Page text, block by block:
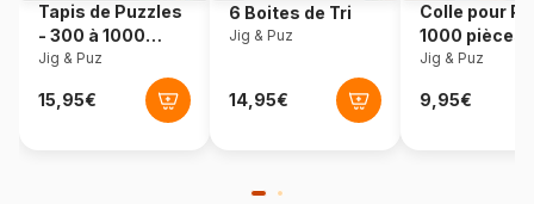
Dimensions 69 x 49 cm
Tapis de Puzzles
- 300 à 1000
pièces
Jig & Puz
6 Boites de Tri
Jig & Puz
Colle pour
1000 pièces
Jig & Puz